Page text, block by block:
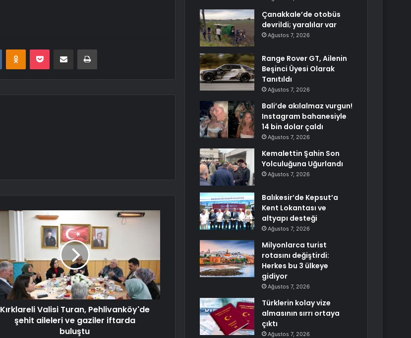
VKontakteOdnoklassniki
Pocket E-Posta ile paylaş Yazdır
Kırklareli Valisi Turan, Pehlivanköy'de
şehit aileleri ve gaziler iftarda
buluştu
Çanakkale’de otobüs
devrildi; yaralılar var
Ağustos 7, 2026
Range Rover GT, Ailenin
Beşinci Üyesi Olarak
Tanıtıldı
Ağustos 7, 2026
Bali’de akılalmaz vurgun!
Instagram bahanesiyle
14 bin dolar çaldı
Ağustos 7, 2026
Kemalettin Şahin Son
Yolculuğuna Uğurlandı
Ağustos 7, 2026
Balıkesir’de Kepsut’a
Kent Lokantası ve
altyapı desteği
Ağustos 7, 2026
Milyonlarca turist
rotasını değiştirdi:
Herkes bu 3 ülkeye
gidiyor
Ağustos 7, 2026
Türklerin kolay vize
almasının sırrı ortaya
çıktı
Ağustos 7, 2026